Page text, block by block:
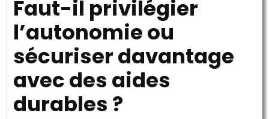
Faut-il privilégier
l’autonomie ou
sécuriser davantage
avec des aides
durables ?